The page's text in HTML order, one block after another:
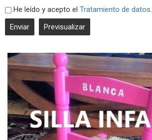
He leído y acepto el Tratamiento de datos.